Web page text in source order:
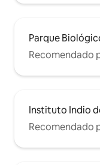
Parque
Recomendado
Instituto Indio
Recomendado